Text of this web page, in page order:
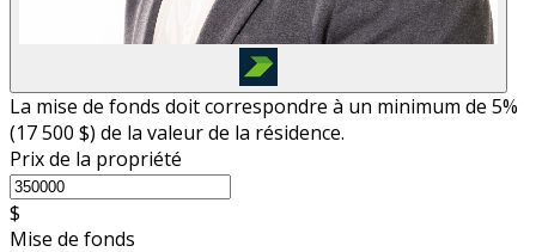
La mise de fonds doit correspondre à un minimum de 5%
(17 500 $) de la valeur de la résidence.
Prix de la propriété
$
Mise de fonds